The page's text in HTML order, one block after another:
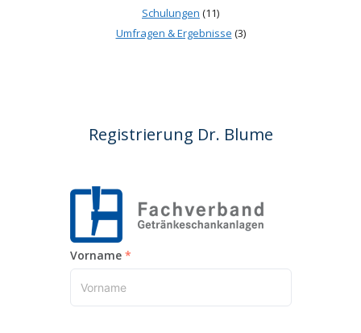
Schulungen (11)
Umfragen & Ergebnisse (3)
Registrierung Dr. Blume
Vorname